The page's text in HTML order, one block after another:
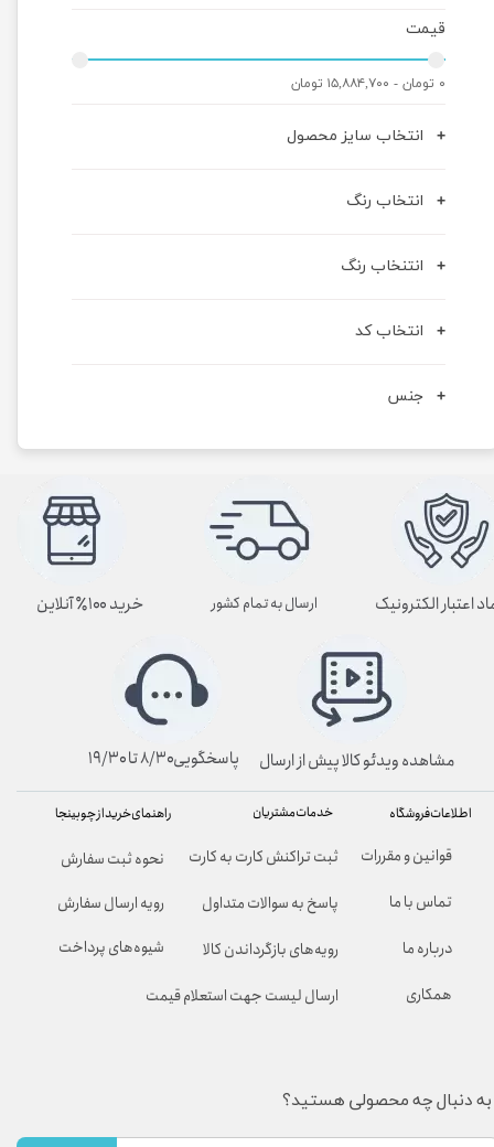
قیمت
۰ تومان - ۱۵,۸۸۴,۷۰۰ تومان
انتخاب سایز محصول
انتخاب رنگ
انتنخاب رنگ
انتخاب کد
جنس
راهنمای خرید از چوبینجا
نحوه ثبت سفارش
رویه ارسال سفارش
شیوه‌های پرداخت
خدمات مشتریان
ثبت تراکنش کارت به کارت
پاسخ به سوالات متداول
رویه‌های بازگرداندن کالا
ارسال لیست جهت استعلام قیمت
اطلاعات فروشگاه
قوانین و مقررات
تماس با ما
درباره ما
همکاری
به دنبال چه محصولی هستید؟
ارسال به تمام کشور
پاسخگویی۸/۳۰ تا ۱۹/۳۰
اعتبار الکترونیک خرید ۱۰۰٪ آنلاین
مشاهده ویدئو کالا پیش از ارسال